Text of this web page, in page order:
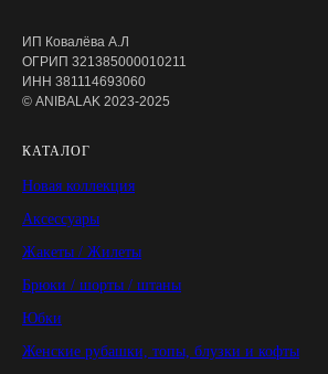
ИП Ковалёва А.Л
ОГРИП 321385000010211
ИНН 381114693060
© ANIBALAK 2023-2025
КАТАЛОГ
Новая коллекция
Аксессуары
Жакеты / Жилеты
Брюки / шорты / штаны
Юбки
Женские рубашки, топы, блузки и кофты